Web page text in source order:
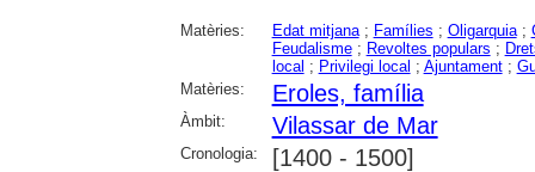
Matèries: Edat mitjana; Famílies ; Oligarquia;
Feudalisme; Revoltes populars ;
local ; Privilegi local ; Ajuntament;
Matèries:
Eroles, família
Àmbit: Vilassar de Mar
Cronologia: [1400 - 1500]